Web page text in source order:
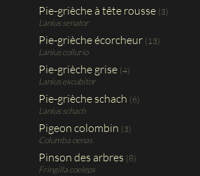
Pie-grièche à tête rousse (3)
Lanius senator
Pie-grièche écorcheur (13)
Lanius collurio
Pie-grièche grise (4)
Lanius excubitor
Pie-grièche schach (6)
Lanius schach
Pigeon colombin (3)
Columba oenas
Pinson des arbres (8)
Fringilla coeleps